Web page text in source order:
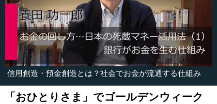
信用創造・預金創造とは？社会でお金が流通する仕組み
「おひとりさま」でゴールデンウィーク